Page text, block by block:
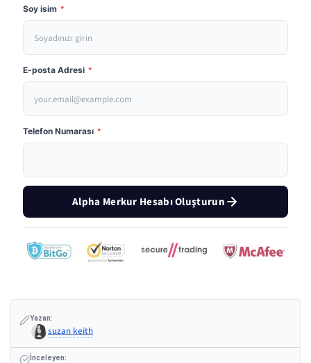
Soy isim *
E-posta Adresi *
Telefon Numarası *
Alpha Merkur Hesabı Oluşturun
Yazan:
suzan keith
İnceleyen: